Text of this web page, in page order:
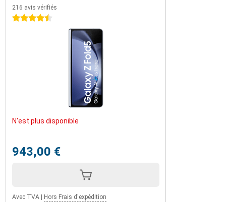
216 avis vérifiés
4.5 étoiles
N'est plus disponible
943,00 €
Avec TVA Hors Frais d'expédition